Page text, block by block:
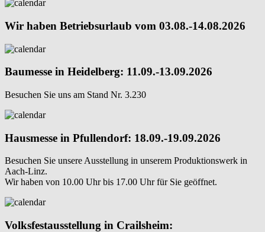
Wir haben Betriebsurlaub vom 03.08.-14.08.2026
Baumesse in Heidelberg: 11.09.-13.09.2026
Besuchen Sie uns am Stand Nr. 3.230
Hausmesse in Pfullendorf: 18.09.-19.09.2026
Besuchen Sie unsere Ausstellung in unserem Produktionswerk in
Aach-Linz.
Wir haben von 10.00 Uhr bis 17.00 Uhr für Sie geöffnet.
Volksfestausstellung in Crailsheim: